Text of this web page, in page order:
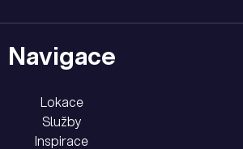
Navigace
Lokace
Služby
Inspirace